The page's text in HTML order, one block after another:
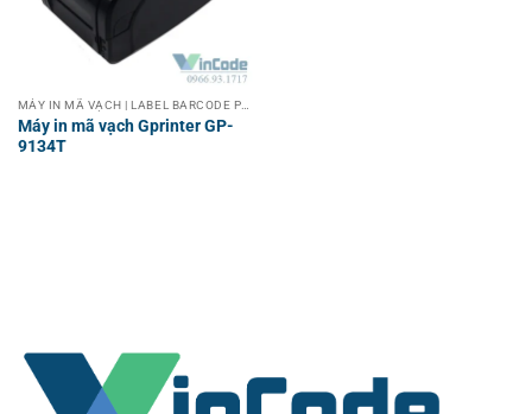
Máy in mã vạch Gprinter GP-
9134T